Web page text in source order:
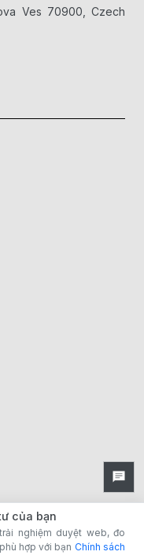
Ves 70900, Czech
của bạn
nghiệm duyệt web, đo
hợp với bạn Chính sách